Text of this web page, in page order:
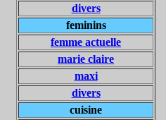
divers
feminins
femme actuelle
marie claire
maxi
divers
cuisine